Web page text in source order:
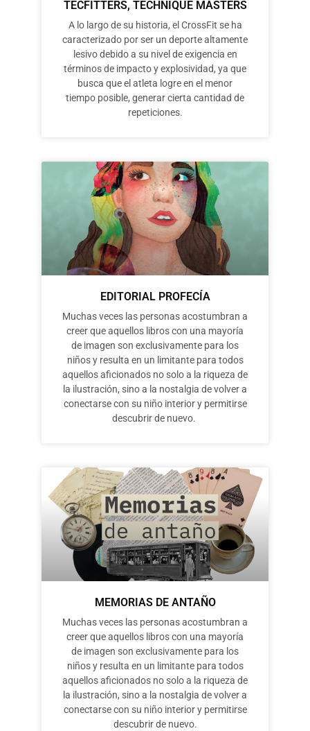
TECFITTERS, TECHNIQUE MASTERS
A lo largo de su historia, el CrossFit se ha
caracterizado por ser un deporte altamente
lesivo debido a su nivel de exigencia en
términos de impacto y explosividad, ya que
busca que el atleta logre en el menor
tiempo posible, generar cierta cantidad de
repeticiones.
EDITORIAL PROFECÍA
Muchas veces las personas acostumbran a
creer que aquellos libros con una mayoría
de imagen son exclusivamente para los
niños y resulta en un limitante para todos
aquellos aficionados no solo a la riqueza de
la ilustración, sino a la nostalgia de volver a
conectarse con su niño interior y permitirse
descubrir de nuevo.
MEMORIAS DE ANTAÑO
Muchas veces las personas acostumbran a
creer que aquellos libros con una mayoría
de imagen son exclusivamente para los
niños y resulta en un limitante para todos
aquellos aficionados no solo a la riqueza de
la ilustración, sino a la nostalgia de volver a
conectarse con su niño interior y permitirse
descubrir de nuevo.